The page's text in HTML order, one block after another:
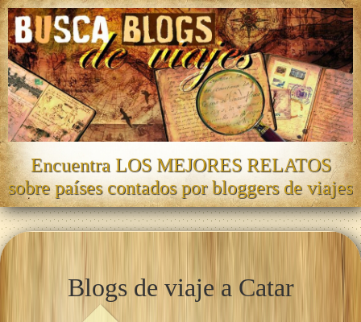
Encuentra LOS MEJORES RELATOS
sobre países contados por bloggers de viajes
Blogs de viaje a Catar